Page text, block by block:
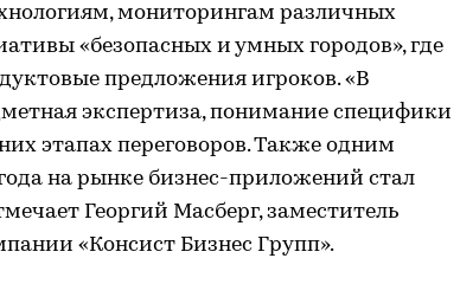
мониторингам различных
«безопасных и умных городов», где
предложения игроков. «В
экспертиза, понимание специфики
этапах переговоров. Также одним
на рынке бизнес-приложений стал
Георгий Масберг, заместитель
«Консист Бизнес Групп».